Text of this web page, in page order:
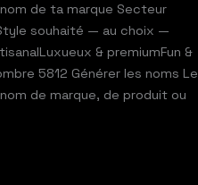
nom de ta marque Secteur
souhaité — au choix —
& premiumFun &
5812 Générer les noms Le
de marque, de produit ou